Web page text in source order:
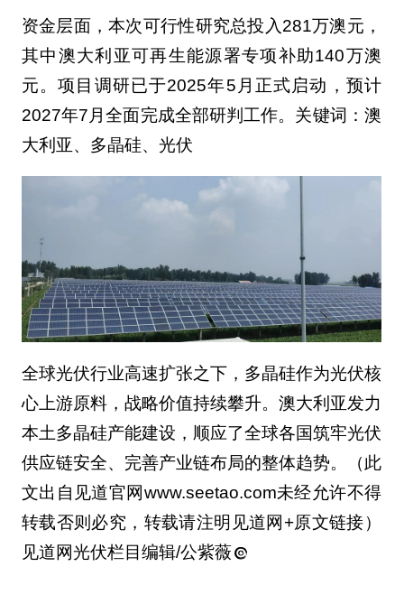
资金层面，本次可行性研究总投入281万澳元，
其中澳大利亚可再生能源署专项补助140万澳
元。项目调研已于2025年5月正式启动，预计
2027年7月全面完成全部研判工作。关键词：澳
大利亚、多晶硅、光伏
全球光伏行业高速扩张之下，多晶硅作为光伏核
心上游原料，战略价值持续攀升。澳大利亚发力
本土多晶硅产能建设，顺应了全球各国筑牢光伏
供应链安全、完善产业链布局的整体趋势。（此
文出自见道官网www.seetao.com未经允许不得
转载否则必究，转载请注明见道网+原文链接）
见道网光伏栏目编辑/公紫薇